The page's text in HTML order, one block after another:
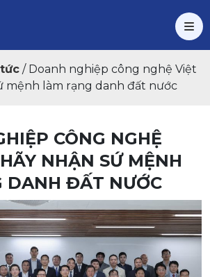
/ Doanh nghiệp công nghệ Việt
mệnh làm rạng danh đất nước
CÔNG NGHỆ
NHẬN SỨ MỆNH
DANH ĐẤT NƯỚC